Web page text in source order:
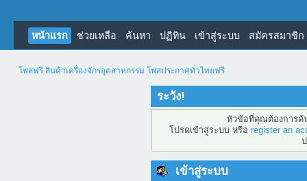
หน้าแรก ช่วยเหลือ ค้นหา ปฏิทิน เข้าสู่ระบบ สมัครสมาชิก
โพสฟรี สินค้าเครื่องจักรอุตสาหกรรม โพสประกาศทั่วไทยฟรี
ระวัง!
หัวข้อที่คุณต้องการค้
โปรดเข้าสู่ระบบ หรือ register an
เข้าสู่ระบบ